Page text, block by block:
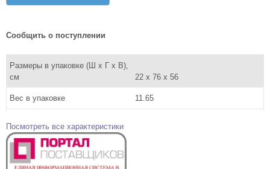
Сообщить о поступлении
Размеры в упаковке (Ш x Г x В),
см
22 x 76 x 56
Вес в упаковке 11.65
Посмотреть все характеристики